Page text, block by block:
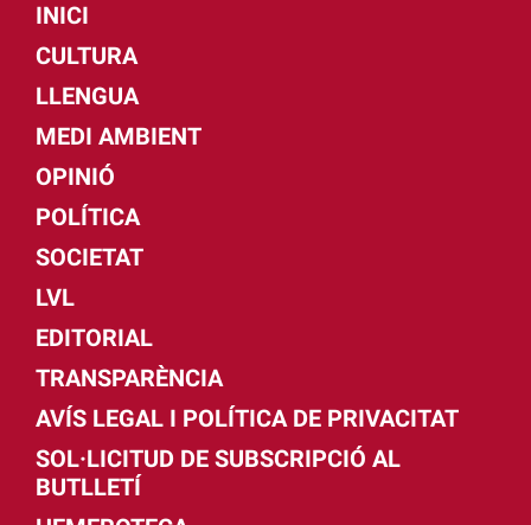
INICI
CULTURA
LLENGUA
MEDI AMBIENT
OPINIÓ
POLÍTICA
SOCIETAT
LVL
EDITORIAL
TRANSPARÈNCIA
AVÍS LEGAL I POLÍTICA DE PRIVACITAT
SOL·LICITUD DE SUBSCRIPCIÓ AL
BUTLLETÍ